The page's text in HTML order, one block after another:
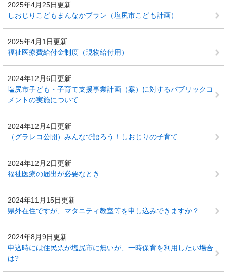
2025年4月25日更新
しおじりこどもまんなかプラン（塩尻市こども計画）
2025年4月1日更新
福祉医療費給付金制度（現物給付用）
2024年12月6日更新
塩尻市子ども・子育て支援事業計画（案）に対するパブリックコ
メントの実施について
2024年12月4日更新
（グラレコ公開）みんなで語ろう！しおじりの子育て
2024年12月2日更新
福祉医療の届出が必要なとき
2024年11月15日更新
県外在住ですが、マタニティ教室等を申し込みできますか？
2024年8月9日更新
申込時には住民票が塩尻市に無いが、一時保育を利用したい場合
は?